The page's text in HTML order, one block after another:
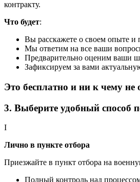
контракту.
Что будет:
Вы расскажете о своем опыте и
Мы ответим на все ваши
Предварительно оценим ваши
Зафиксируем за вами
Это бесплатно и ни к чему не
3. Выберите удобный способ
I
Лично в пункте отбора
Приезжайте в пункт отбора на
Полный контроль над